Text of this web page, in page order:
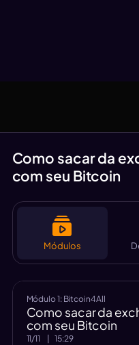
Como sacar da
com seu Bitcoin
Módulos
Módulo1: Bitcoin4All
Como sacar da
com seu Bitcoin
11/11 |15:29